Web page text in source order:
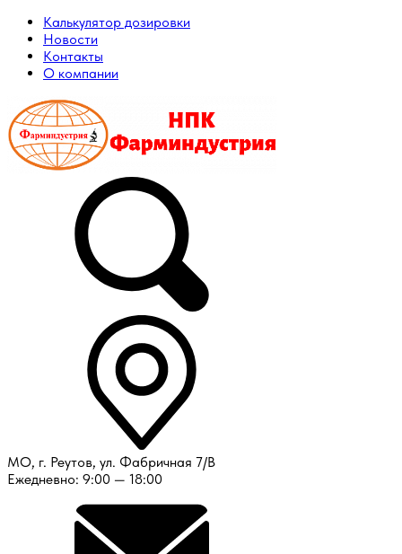
Калькулятор дозировки
Новости
Контакты
О компании
МО, г. Реутов, ул. Фабричная 7/В
Ежедневно: 9:00 — 18:00